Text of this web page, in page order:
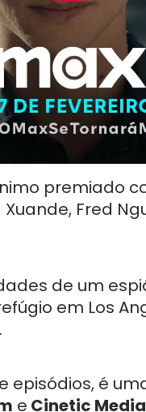
premiado
Fred
de um
em Los
episódios, é
e Cinetic Media